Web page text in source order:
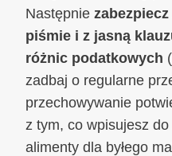
Następnie
piśmie i z jasną
różnic podatkowych
zadbaj o regularne
przechowywanie
z tym, co wpisujesz
alimenty dla byłego